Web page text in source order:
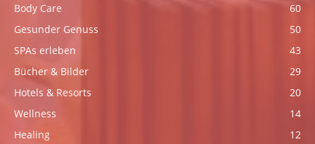
Body Care
60
Gesunder Genuss
50
SPAs erleben
43
Bücher & Bilder
29
Hotels & Resorts
20
Wellness
14
Healing
12